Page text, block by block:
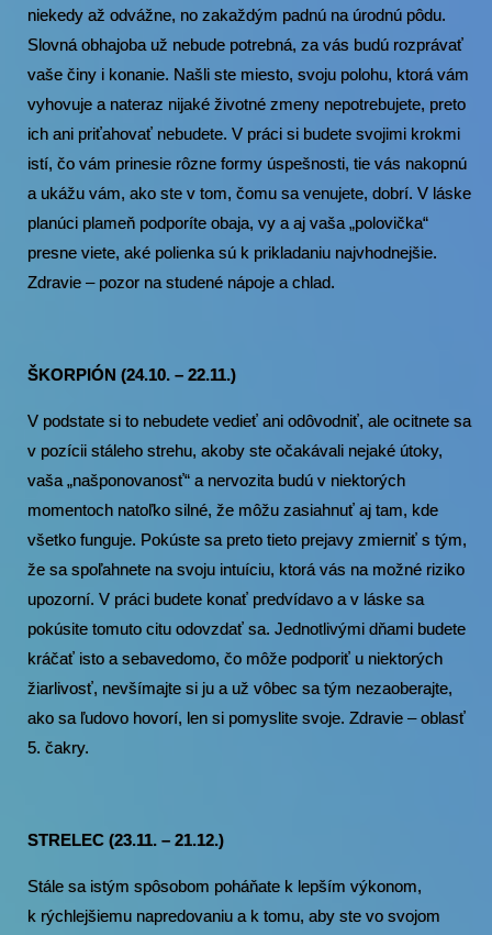
niekedy až odvážne, no zakaždým padnú na úrodnú pôdu.
Slovná obhajoba už nebude potrebná, za vás budú rozprávať
vaše činy i konanie. Našli ste miesto, svoju polohu, ktorá vám
vyhovuje a nateraz nijaké životné zmeny nepotrebujete, preto
ich ani priťahovať nebudete. V práci si budete svojimi krokmi
istí, čo vám prinesie rôzne formy úspešnosti, tie vás nakopnú
a ukážu vám, ako ste v tom, čomu sa venujete, dobrí. V láske
planúci plameň podporíte obaja, vy a aj vaša „polovička“
presne viete, aké polienka sú k prikladaniu najvhodnejšie.
Zdravie – pozor na studené nápoje a chlad.
ŠKORPIÓN (24.10. – 22.11.)
V podstate si to nebudete vedieť ani odôvodniť, ale ocitnete sa
v pozícii stáleho strehu, akoby ste očakávali nejaké útoky,
vaša „našponovanosť“ a nervozita budú v niektorých
momentoch natoľko silné, že môžu zasiahnuť aj tam, kde
všetko funguje. Pokúste sa preto tieto prejavy zmierniť s tým,
že sa spoľahnete na svoju intuíciu, ktorá vás na možné riziko
upozorní. V práci budete konať predvídavo a v láske sa
pokúsite tomuto citu odovzdať sa. Jednotlivými dňami budete
kráčať isto a sebavedomo, čo môže podporiť u niektorých
žiarlivosť, nevšímajte si ju a už vôbec sa tým nezaoberajte,
ako sa ľudovo hovorí, len si pomyslite svoje. Zdravie – oblasť
5. čakry.
STRELEC (23.11. – 21.12.)
Stále sa istým spôsobom poháňate k lepším výkonom,
k rýchlejšiemu napredovaniu a k tomu, aby ste vo svojom